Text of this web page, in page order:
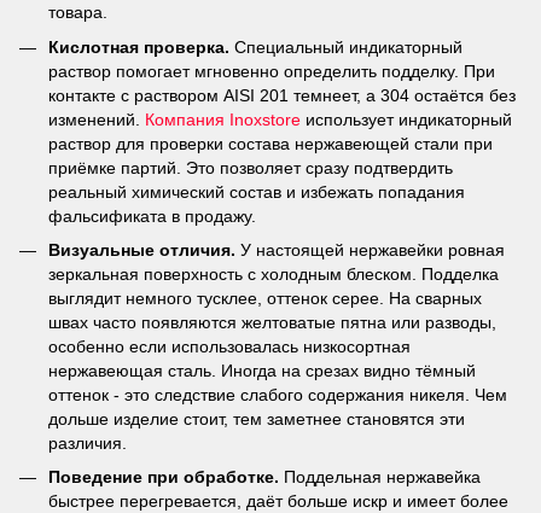
товара.
Кислотная проверка. Специальный индикаторный
раствор помогает мгновенно определить подделку. При
контакте с раствором AISI 201 темнеет, а 304 остаётся без
изменений. Компания Inoxstore использует индикаторный
раствор для проверки состава нержавеющей стали при
приёмке партий. Это позволяет сразу подтвердить
реальный химический состав и избежать попадания
фальсификата в продажу.
Визуальные отличия. У настоящей нержавейки ровная
зеркальная поверхность с холодным блеском. Подделка
выглядит немного тусклее, оттенок серее. На сварных
швах часто появляются желтоватые пятна или разводы,
особенно если использовалась низкосортная
нержавеющая сталь. Иногда на срезах видно тёмный
оттенок - это следствие слабого содержания никеля. Чем
дольше изделие стоит, тем заметнее становятся эти
различия.
Поведение при обработке. Поддельная нержавейка
быстрее перегревается, даёт больше искр и имеет более